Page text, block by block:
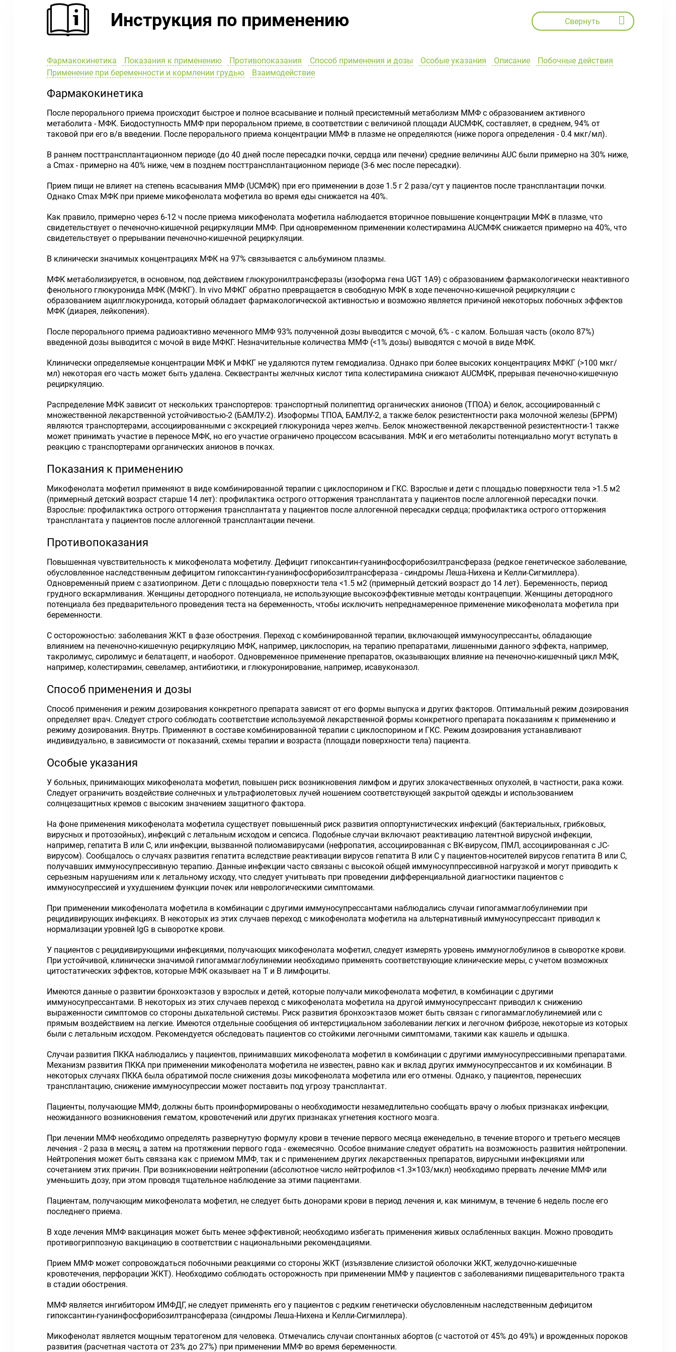
Инструкция по применению Свернуть
Фармакокинетика Показания к применению Противопоказания Способ применения и дозы Особые указания Описание
Побочные действия
Применение при беременности и кормлении грудью
Взаимодействие
Фармакокинетика
После перорального приема происходит быстрое и полное всасывание и полный пресистемный метаболизм ММФ с образованием активного
метаболита - МФК. Биодоступность ММФ при пероральном приеме, в соответствии с величиной площади AUCМФК, составляет, в среднем, 94% от
таковой при его в/в введении. После перорального приема концентрации ММФ в плазме не определяются (ниже порога определения - 0.4 мкг/мл).
В раннем посттрансплантационном периоде (до 40 дней после пересадки почки, сердца или печени) средние величины AUC были примерно на 30% ниже,
а Cmax - примерно на 40% ниже, чем в позднем посттрансплантационном периоде (3-6 мес после пересадки).
Прием пищи не влияет на степень всасывания ММФ (UCМФК) при его применении в дозе 1.5 г 2 раза/сут у пациентов после трансплантации почки.
Однако Cmax МФК при приеме микофенолата мофетила во время еды снижается на 40%.
Как правило, примерно через 6-12 ч после приема микофенолата мофетила наблюдается вторичное повышение концентрации МФК в плазме, что
свидетельствует о печеночно-кишечной рециркуляции ММФ. При одновременном применении колестирамина AUCМФК снижается примерно на 40%, что
свидетельствует о прерывании печеночно-кишечной рециркуляции.
В клинически значимых концентрациях МФК на 97% связывается с альбумином плазмы.
МФК метаболизируется, в основном, под действием глюкуронилтрансферазы (изоформа гена UGT 1А9) с образованием фармакологически неактивного
фенольного глюкуронида МФК (МФКГ). In vivo МФКГ обратно превращается в свободную МФК в ходе печеночно-кишечной рециркуляции с
образованием ацилглюкуронида, который обладает фармакологической активностью и возможно является причиной некоторых побочных эффектов
МФК (диарея, лейкопения).
После перорального приема радиоактивно меченного ММФ 93% полученной дозы выводится с мочой, 6% - с калом. Большая часть (около 87%)
введенной дозы выводится с мочой в виде МФКГ. Незначительные количества ММФ (<1% дозы) выводятся с мочой в виде МФК.
Клинически определяемые концентрации МФК и МФКГ не удаляются путем гемодиализа. Однако при более высоких концентрациях МФКГ (>100 мкг/
мл) некоторая его часть может быть удалена. Секвестранты желчных кислот типа колестирамина снижают AUCМФК, прерывая печеночно-кишечную
рециркуляцию.
Распределение МФК зависит от нескольких транспортеров: транспортный полипептид органических анионов (ТПОА) и белок, ассоциированный с
множественной лекарственной устойчивостью-2 (БАМЛУ-2). Изоформы ТПОА, БАМЛУ-2, а также белок резистентности рака молочной железы (БРРМ)
являются транспортерами, ассоциированными с экскрецией глюкуронида через желчь. Белок множественной лекарственной резистентности-1 также
может принимать участие в переносе МФК, но его участие ограничено процессом всасывания. МФК и его метаболиты потенциально могут вступать в
реакцию с транспортерами органических анионов в почках.
Показания к применению
Микофенолата мофетил применяют в виде комбинированной терапии с циклоспорином и ГКС. Взрослые и дети с площадью поверхности тела >1.5 м2
(примерный детский возраст старше 14 лет): профилактика острого отторжения трансплантата у пациентов после аллогенной пересадки почки.
Взрослые: профилактика острого отторжения трансплантата у пациентов после аллогенной пересадки сердца; профилактика острого отторжения
трансплантата у пациентов после аллогенной трансплантации печени.
Противопоказания
Повышенная чувствительность к микофенолата мофетилу. Дефицит гипоксантин-гуанинфосфорибозилтрансфераза (редкое генетическое заболевание,
обусловленное наследственным дефицитом гипоксантин-гуанинфосфорибозилтрансфераза - синдромы Леша-Нихена и Келли-Сигмиллера).
Одновременный прием с азатиоприном. Дети с площадью поверхности тела <1.5 м2 (примерный детский возраст до 14 лет). Беременность, период
грудного вскармливания. Женщины детородного потенциала, не использующие высокоэффективные методы контрацепции. Женщины детородного
потенциала без предварительного проведения теста на беременность, чтобы исключить непреднамеренное применение микофенолата мофетила при
беременности.
С осторожностью: заболевания ЖКТ в фазе обострения. Переход с комбинированной терапии, включающей иммуносупрессанты, обладающие
влиянием на печеночно-кишечную рециркуляцию МФК, например, циклоспорин, на терапию препаратами, лишенными данного эффекта, например,
такролимус, сиролимус и белатацепт, и наоборот. Одновременное применение препаратов, оказывающих влияние на печеночно-кишечный цикл МФК,
например, колестирамин, севеламер, антибиотики, и глюкуронирование, например, исавуконазол.
Способ применения и дозы
Способ применения и режим дозирования конкретного препарата зависят от его формы выпуска и других факторов. Оптимальный режим дозирования
определяет врач. Следует строго соблюдать соответствие используемой лекарственной формы конкретного препарата показаниям к применению и
режиму дозирования. Внутрь. Применяют в составе комбинированной терапии с циклоспорином и ГКС. Режим дозирования устанавливают
индивидуально, в зависимости от показаний, схемы терапии и возраста (площади поверхности тела) пациента.
Особые указания
У больных, принимающих микофенолата мофетил, повышен риск возникновения лимфом и других злокачественных опухолей, в частности, рака кожи.
Следует ограничить воздействие солнечных и ультрафиолетовых лучей ношением соответствующей закрытой одежды и использованием
солнцезащитных кремов с высоким значением защитного фактора.
На фоне применения микофенолата мофетила существует повышенный риск развития оппортунистических инфекций (бактериальных, грибковых,
вирусных и протозойных), инфекций с летальным исходом и сепсиса. Подобные случаи включают реактивацию латентной вирусной инфекции,
например, гепатита В или С, или инфекции, вызванной полиомавирусами (нефропатия, ассоциированная с ВК-вирусом, ПМЛ, ассоциированная с JC-
вирусом). Сообщалось о случаях развития гепатита вследствие реактивации вирусов гепатита В или С у пациентов-носителей вирусов гепатита В или С,
получавших иммуносупрессивную терапию. Данные инфекции часто связаны с высокой общей иммуносуппрессивной нагрузкой и могут приводить к
серьезным нарушениям или к летальному исходу, что следует учитывать при проведении дифференциальной диагностики пациентов с
иммуносупрессией и ухудшением функции почек или неврологическими симптомами.
При применении микофенолата мофетила в комбинации с другими иммуносупрессантами наблюдались случаи гипогаммаглобулинемии при
рецидивирующих инфекциях. В некоторых из этих случаев переход с микофенолата мофетила на альтернативный иммуносупрессант приводил к
нормализации уровней IgG в сыворотке крови.
У пациентов с рецидивирующими инфекциями, получающих микофенолата мофетил, следует измерять уровень иммуноглобулинов в сыворотке крови.
При устойчивой, клинически значимой гипогаммаглобулинемии необходимо применять соответствующие клинические меры, с учетом возможных
цитостатических эффектов, которые МФК оказывает на Т и В лимфоциты.
Имеются данные о развитии бронхоэктазов у взрослых и детей, которые получали микофенолата мофетил, в комбинации с другими
иммуносупрессантами. В некоторых из этих случаев переход с микофенолата мофетила на другой иммуносупрессант приводил к снижению
выраженности симптомов со стороны дыхательной системы. Риск развития бронхоэктазов может быть связан с гипогаммаглобулинемией или с
прямым воздействием на легкие. Имеются отдельные сообщения об интерстициальном заболевании легких и легочном фиброзе, некоторые из которых
были с летальным исходом. Рекомендуется обследовать пациентов со стойкими легочными симптомами, такими как кашель и одышка.
Случаи развития ПККА наблюдались у пациентов, принимавших микофенолата мофетил в комбинации с другими иммуносупрессивными препаратами.
Механизм развития ПККА при применении микофенолата мофетила не известен, равно как и вклад других иммуносупрессантов и их комбинации. В
некоторых случаях ПККА была обратимой после снижения дозы микофенолата мофетила или его отмены. Однако, у пациентов, перенесших
трансплантацию, снижение иммуносупрессии может поставить под угрозу трансплантат.
Пациенты, получающие ММФ, должны быть проинформированы о необходимости незамедлительно сообщать врачу о любых признаках инфекции,
неожиданного возникновения гематом, кровотечений или других признаках угнетения костного мозга.
При лечении ММФ необходимо определять развернутую формулу крови в течение первого месяца еженедельно, в течение второго и третьего месяцев
лечения - 2 раза в месяц, а затем на протяжении первого года - ежемесячно. Особое внимание следует обратить на возможность развития нейтропении.
Нейтропения может быть связана как с приемом ММФ, так и с применением других лекарственных препаратов, вирусными инфекциями или
сочетанием этих причин. При возникновении нейтропении (абсолютное число нейтрофилов <1.3×103/мкл) необходимо прервать лечение ММФ или
уменьшить дозу, при этом проводя тщательное наблюдение за этими пациентами.
Пациентам, получающим микофенолата мофетил, не следует быть донорами крови в период лечения и, как минимум, в течение 6 недель после его
последнего приема.
В ходе лечения ММФ вакцинация может быть менее эффективной; необходимо избегать применения живых ослабленных вакцин. Можно проводить
противогриппозную вакцинацию в соответствии с национальными рекомендациями.
Прием ММФ может сопровождаться побочными реакциями со стороны ЖКТ (изъязвление слизистой оболочки ЖКТ, желудочно-кишечные
кровотечения, перфорации ЖКТ). Необходимо соблюдать осторожность при применении ММФ у пациентов с заболеваниями пищеварительного тракта
в стадии обострения.
ММФ является ингибитором ИМФДГ, не следует применять его у пациентов с редким генетически обусловленным наследственным дефицитом
гипоксантин-гуанинфосфорибозилтрансфераза (синдромы Леша-Нихена и Келли-Сигмиллера).
Микофенолат является мощным тератогеном для человека. Отмечались случаи спонтанных абортов (с частотой от 45% до 49%) и врожденных пороков
развития (расчетная частота от 23% до 27%) при применении ММФ во время беременности.